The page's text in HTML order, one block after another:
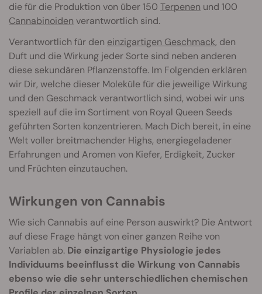
die für die Produktion von über 150 Terpenen und 100
Cannabinoiden verantwortlich sind.
Verantwortlich für den einzigartigen Geschmack, den
Duft und die Wirkung jeder Sorte sind neben anderen
diese sekundären Pflanzenstoffe. Im Folgenden erklären
wir Dir, welche dieser Moleküle für die jeweilige Wirkung
und den Geschmack verantwortlich sind, wobei wir uns
speziell auf die im Sortiment von Royal Queen Seeds
geführten Sorten konzentrieren. Mach Dich bereit, in eine
Welt voller breitmachender Highs, energiegeladener
Erfahrungen und Aromen von Kiefer, Erdigkeit, Zucker
und Früchten einzutauchen.
Wirkungen von Cannabis
Wie sich Cannabis auf eine Person auswirkt? Die Antwort
auf diese Frage hängt von einer ganzen Reihe von
Variablen ab. Die einzigartige Physiologie jedes
Individuums beeinflusst die Wirkung von Cannabis
ebenso wie die sehr unterschiedlichen chemischen